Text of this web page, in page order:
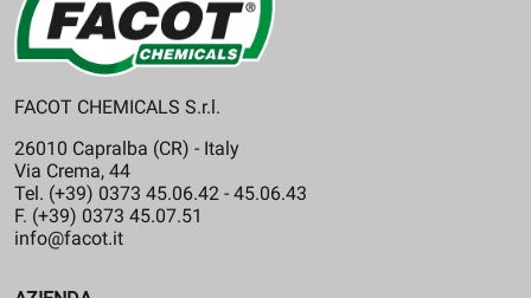
FACOT CHEMICALS S.r.l.
26010 Capralba (CR) - Italy
Via Crema, 44
Tel. (+39) 0373 45.06.42 - 45.06.43
F. (+39) 0373 45.07.51
info@facot.it